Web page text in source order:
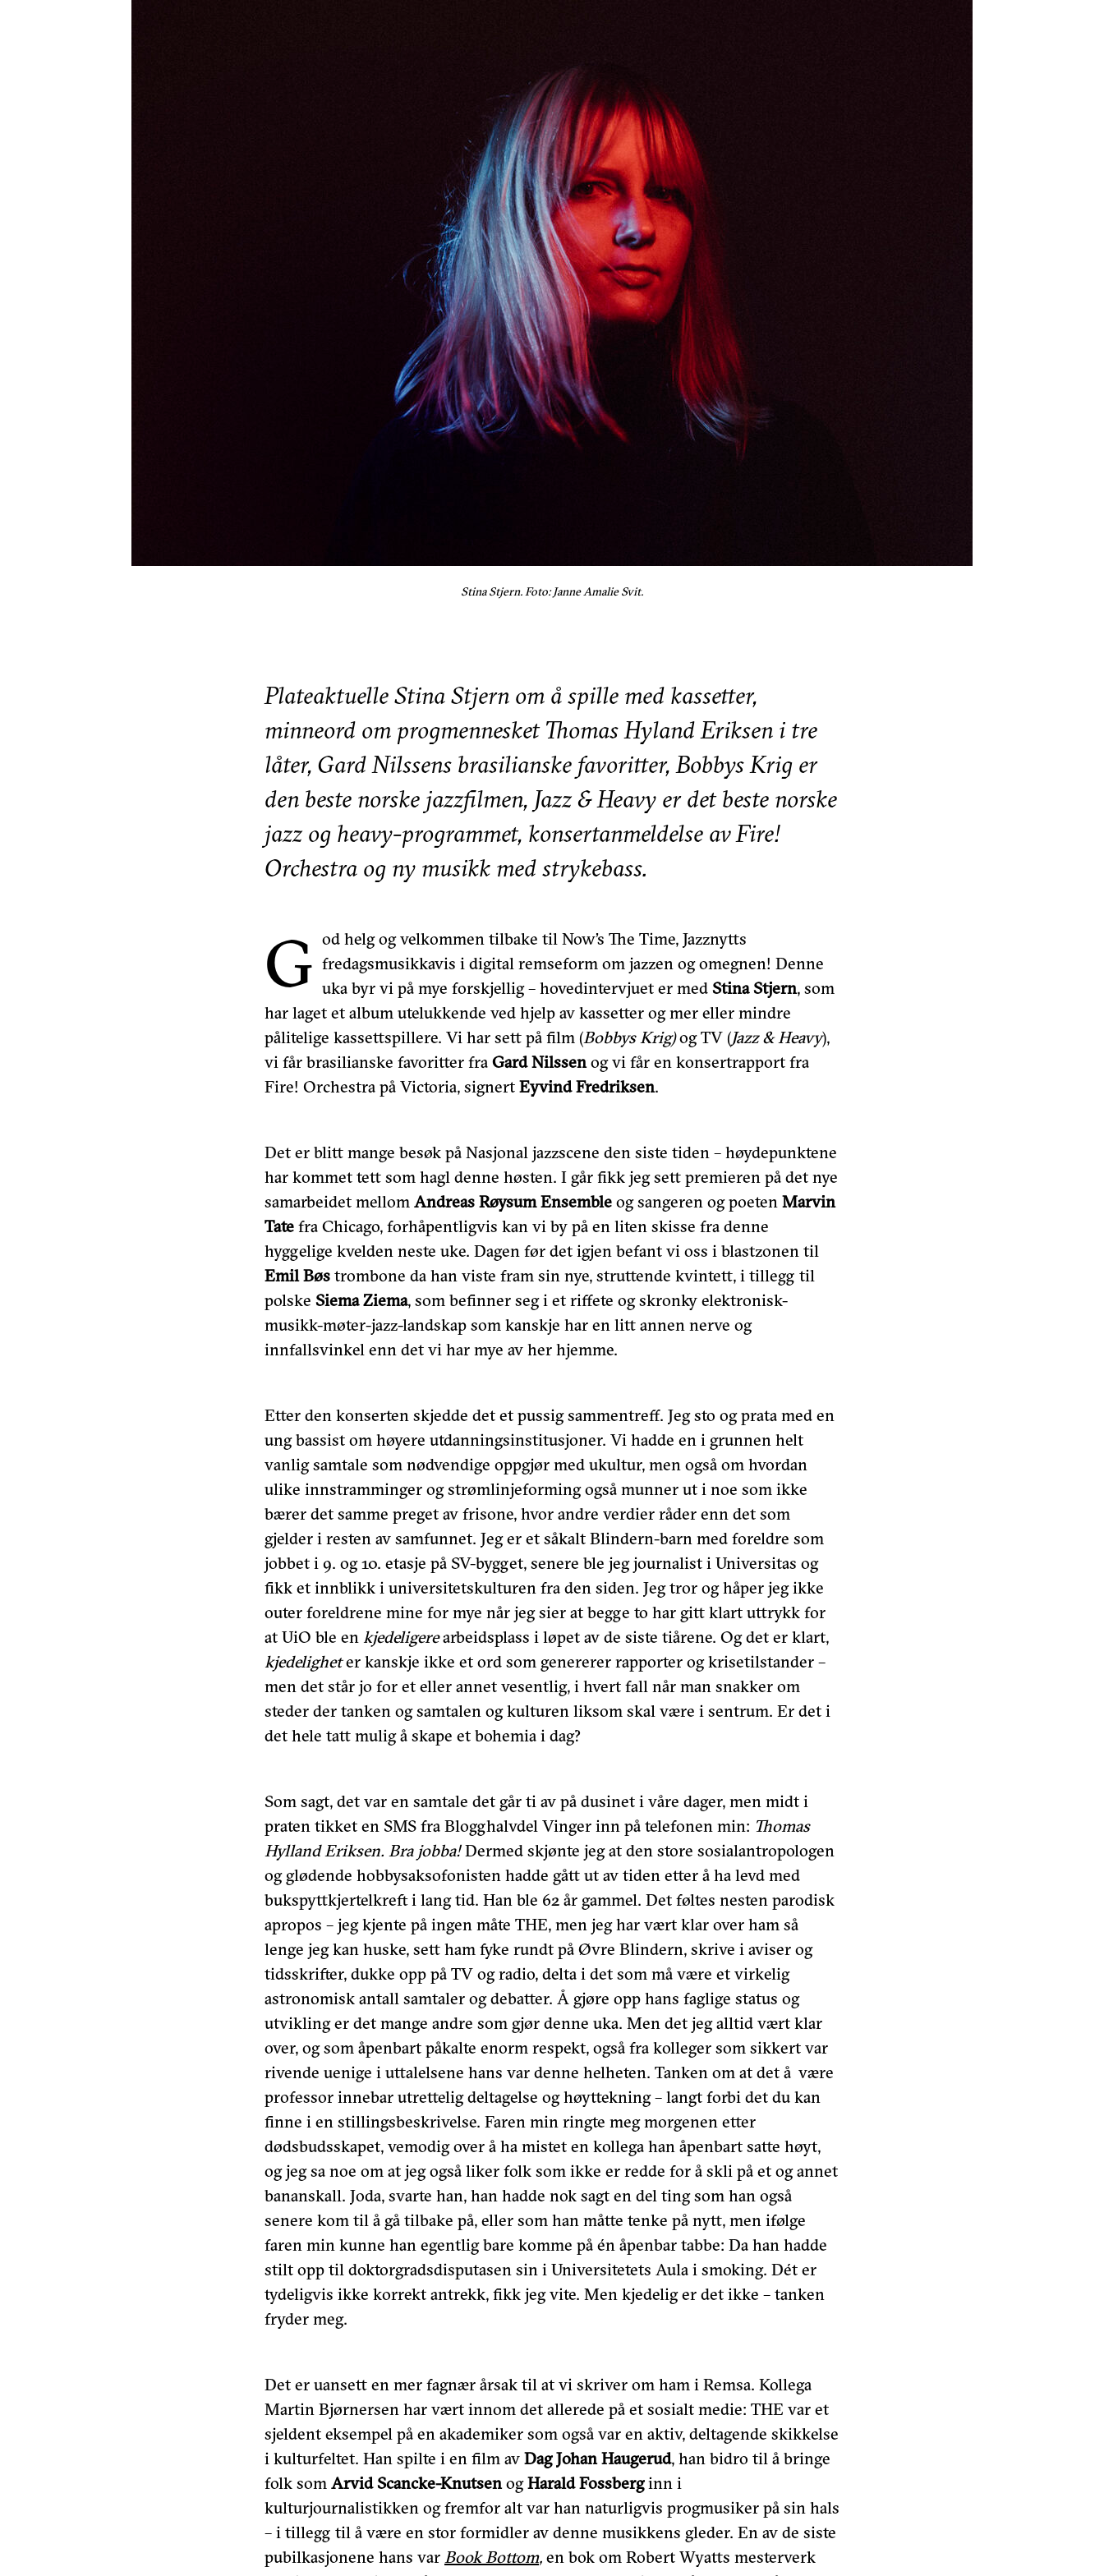
Stina Stjern. Foto: Janne Amalie Svit.
Plateaktuelle Stina Stjern om å spille med kassetter,
minneord om progmennesket Thomas Hyland Eriksen i tre
låter, Gard Nilssens brasilianske favoritter, Bobbys Krig er
den beste norske jazzfilmen, Jazz & Heavy er det beste norske
jazz og heavy-programmet, konsertanmeldelse av Fire!
Orchestra og ny musikk med strykebass.
G od helg og velkommen tilbake til Now’s The Time, Jazznytts
fredagsmusikkavis i digital remseform om jazzen og omegnen! Denne
uka byr vi på mye forskjellig – hovedintervjuet er med Stina Stjern, som
har laget et album utelukkende ved hjelp av kassetter og mer eller mindre
pålitelige kassettspillere. Vi har sett på film (Bobbys Krig)og TV (Jazz & Heavy),
vi får brasilianske favoritter fra Gard Nilssenog vi får en konsertrapport fra
Fire! Orchestra på Victoria, signert Eyvind Fredriksen.
Det er blitt mange besøk på Nasjonal jazzscene den siste tiden – høydepunktene
har kommet tett som hagl denne høsten. I går fikk jeg sett premieren på det nye
samarbeidet mellom Andreas Røysum Ensemble og sangeren og poeten Marvin
Tate fra Chicago, forhåpentligvis kan vi by på en liten skisse fra denne
hyggelige kvelden neste uke. Dagen før det igjen befant vi oss i blastzonen til
Emil Bøs trombone da han viste fram sin nye, struttende kvintett, i tillegg til
polske Siema Ziema, som befinner seg i et riffete og skronky elektronisk-
musikk-møter-jazz-landskap som kanskje har en litt annen nerve og
innfallsvinkel enn det vi har mye av her hjemme.
Etter den konserten skjedde det et pussig sammentreff. Jeg sto og prata med en
ung bassist om høyere utdanningsinstitusjoner. Vi hadde en i grunnen helt
vanlig samtale som nødvendige oppgjør med ukultur, men også om hvordan
ulike innstramminger og strømlinjeforming også munner ut i noe som ikke
bærer det samme preget av frisone, hvor andre verdier råder enn det som
gjelder i resten av samfunnet. Jeg er et såkalt Blindern-barn med foreldre som
jobbet i 9. og 10. etasje på SV-bygget, senere ble jeg journalist i Universitas og
fikk et innblikk i universitetskulturen fra den siden. Jeg tror og håper jeg ikke
outer foreldrene mine for mye når jeg sier at begge to har gitt klart uttrykk for
at UiO ble en kjedeligerearbeidsplass i løpet av de siste tiårene. Og det er klart,
kjedeligheter kanskje ikke et ord som genererer rapporter og krisetilstander –
men det står jo for et eller annet vesentlig, i hvert fall når man snakker om
steder der tanken og samtalen og kulturen liksom skal være i sentrum. Er det i
det hele tatt mulig å skape et bohemia i dag?
Som sagt, det var en samtale det går ti av på dusinet i våre dager, men midt i
praten tikket en SMS fra Blogghalvdel Vinger inn på telefonen min: Thomas
Hylland Eriksen. Bra jobba!Dermed skjønte jeg at den store sosialantropologen
og glødende hobbysaksofonisten hadde gått ut av tiden etter å ha levd med
bukspyttkjertelkreft i lang tid. Han ble 62 år gammel. Det føltes nesten parodisk
apropos – jeg kjente på ingen måte THE, men jeg har vært klar over ham så
lenge jeg kan huske, sett ham fyke rundt på Øvre Blindern, skrive i aviser og
tidsskrifter, dukke opp på TV og radio, delta i det som må være et virkelig
astronomisk antall samtaler og debatter. Å gjøre opp hans faglige status og
utvikling er det mange andre som gjør denne uka. Men det jeg alltid vært klar
over, og som åpenbart påkalte enorm respekt, også fra kolleger som sikkert var
rivende uenige i uttalelsene hans var denne helheten. Tanken om at det å være
professor innebar utrettelig deltagelse og høyttekning – langt forbi det du kan
finne i en stillingsbeskrivelse. Faren min ringte meg morgenen etter
dødsbudsskapet, vemodig over å ha mistet en kollega han åpenbart satte høyt,
og jeg sa noe om at jeg også liker folk som ikke er redde for å skli på et og annet
bananskall. Joda, svarte han, han hadde nok sagt en del ting som han også
senere kom til å gå tilbake på, eller som han måtte tenke på nytt, men ifølge
faren min kunne han egentlig bare komme på én åpenbar tabbe: Da han hadde
stilt opp til doktorgradsdisputasen sin i Universitetets Aula i smoking. Dét er
tydeligvis ikke korrekt antrekk, fikk jeg vite. Men kjedelig er det ikke – tanken
fryder meg.
Det er uansett en mer fagnær årsak til at vi skriver om ham i Remsa. Kollega
Martin Bjørnersen har vært innom det allerede på et sosialt medie: THE var et
sjeldent eksempel på en akademiker som også var en aktiv, deltagende skikkelse
i kulturfeltet. Han spilte i en film av Dag Johan Haugerud, han bidro til å bringe
folk som Arvid Scancke-KnutsenogHarald Fossberginn i
kulturjournalistikken og fremfor alt var han naturligvis progmusiker på sin hals
– i tillegg til å være en stor formidler av denne musikkens gleder. En av de siste
pubilkasjonene hans var Book Bottom, en bok om Robert Wyatts mesterverk